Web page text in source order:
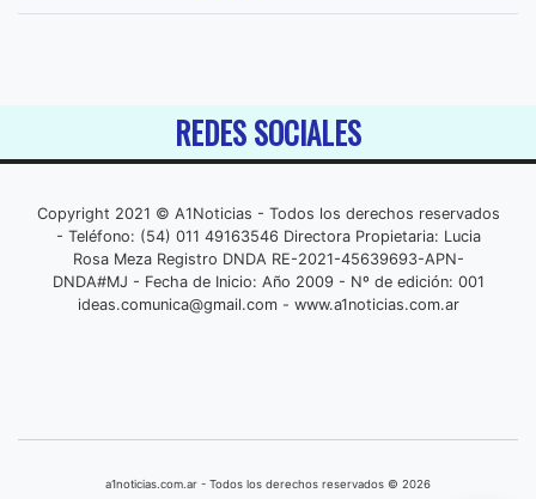
REDES SOCIALES
Copyright 2021 © A1Noticias - Todos los derechos reservados
- Teléfono: (54) 011 49163546 Directora Propietaria: Lucia
Rosa Meza Registro DNDA RE-2021-45639693-APN-
DNDA#MJ - Fecha de Inicio: Año 2009 - Nº de edición: 001
ideas.comunica@gmail.com- www.a1noticias.com.ar
a1noticias.com.ar - Todos los derechos reservados © 2026